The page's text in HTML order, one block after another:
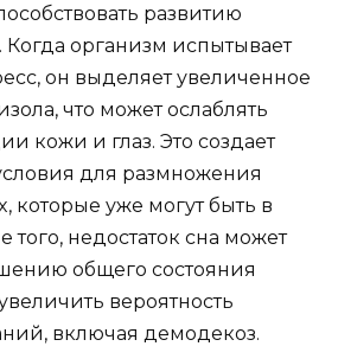
развитию
Когда организм испытывает
он выделяет увеличенное
что может ослаблять
кожи и глаз. Это создает
для размножения
которые уже могут быть в
того, недостаток сна может
общего состояния
вероятность
включая демодекоз.